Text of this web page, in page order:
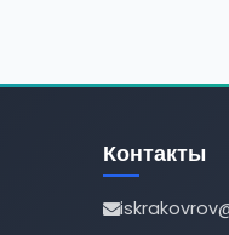
Контакты